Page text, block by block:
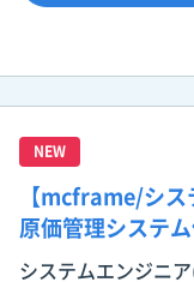
NEW
【mcframe/シス
原価管理システ
システムエンジニ